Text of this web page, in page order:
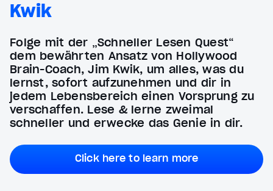
Kwik
Folge mit der „Schneller Lesen Quest“
dem bewährten Ansatz von Hollywood
Brain-Coach, Jim Kwik, um alles, was du
lernst, sofort aufzunehmen und dir in
jedem Lebensbereich einen Vorsprung zu
verschaffen. Lese & lerne zweimal
schneller und erwecke das Genie in dir.
Click here to learn more